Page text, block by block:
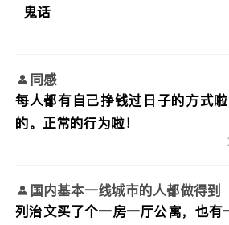
鬼话
同感
每人都有自己挣钱过日子的方式
的。正常的行为啦！
国内基本一线城市的人都做得到
列治文买了个一房一厅公寓，也有